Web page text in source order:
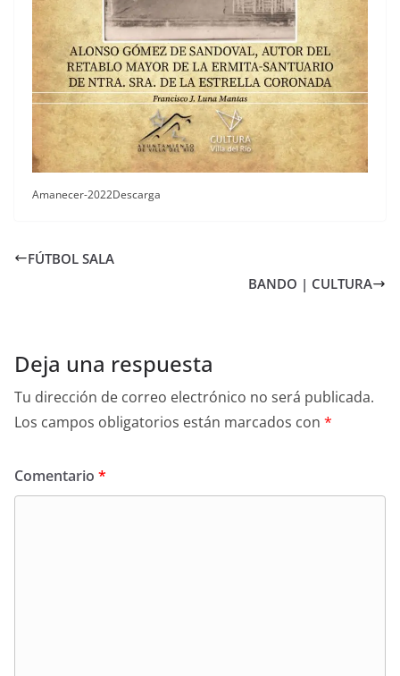
Amanecer-2022Descarga
FÚTBOL SALA
BANDO | CULTURA
Deja una respuesta
Tu dirección de correo electrónico no será publicada.
Los campos obligatorios están marcados con *
Comentario *